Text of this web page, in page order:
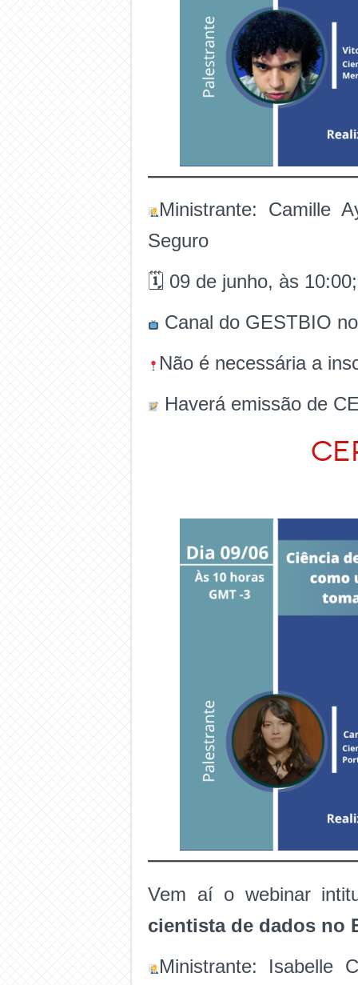
Ministrante: Camille
Seguro
🗓 09 de junho, às 10:00;
Canal do GESTBIO
Não é necessária a
Haverá emissão de
Vem aí o webinar
cientista de dados no
Ministrante: Isabelle